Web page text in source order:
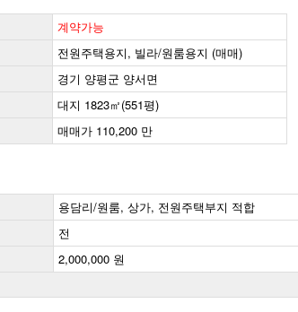
계약가능
전원주택용지, 빌라/원룸용지 (매매)
경기 양평군 양서면
대지 1823㎡(551평)
매매가 110,200 만
용담리/원룸, 상가, 전원주택부지 적합
전
2,000,000 원